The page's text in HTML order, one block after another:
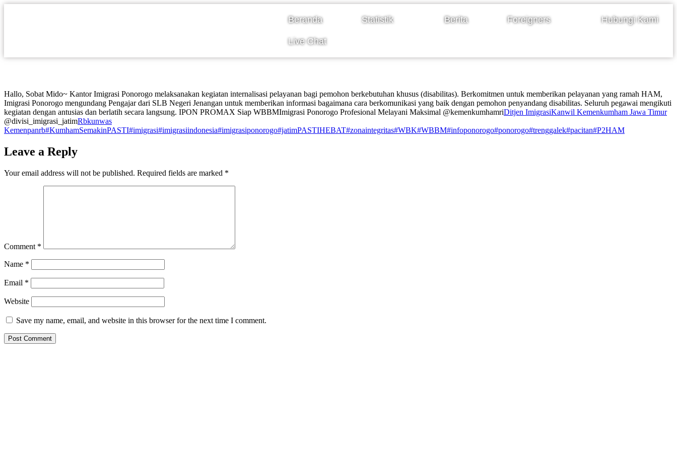
Beranda Statistik Berita Foreigners Hubungi Kami
Live Chat
Hallo, Sobat Mido~ Kantor Imigrasi Ponorogo melaksanakan kegiatan internalisasi pelayanan bagi pemohon berkebutuhan khusus (disabilitas). Berkomitmen untuk memberikan pelayanan yang ramah HAM,
Imigrasi Ponorogo mengundang Pengajar dari SLB Negeri Jenangan untuk memberikan informasi bagaimana cara berkomunikasi yang baik dengan pemohon penyandang disabilitas. Seluruh pegawai mengikuti
kegiatan dengan antusias dan berlatih secara langsung. IPON PROMAX Siap WBBMImigrasi Ponorogo Profesional Melayani Maksimal @kemenkumhamriDitjen ImigrasiKanwil Kemenkumham Jawa Timur
@divisi_imigrasi_jatimRbkunwas
Kemenpanrb#KumhamSemakinPASTI#imigrasi#imigrasiindonesia#imigrasiponorogo#jatimPASTIHEBAT#zonaintegritas#WBK#WBBM#infoponorogo#ponorogo#trenggalek#pacitan#P2HAM
Leave a Reply
Your email address will not be published. Required fields are marked *
Comment *
Name *
Email *
Website
Save my name, email, and website in this browser for the next time I comment.